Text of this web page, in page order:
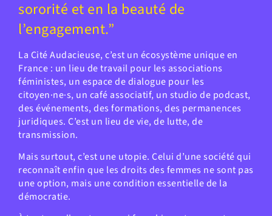
sororité et en la beauté de
l’engagement.”
La Cité Audacieuse, c’est un écosystème unique en
France : un lieu de travail pour les associations
féministes, un espace de dialogue pour les
citoyen·ne·s, un café associatif, un studio de podcast,
des événements, des formations, des permanences
juridiques. C’est un lieu de vie, de lutte, de
transmission.
Mais surtout, c’est une utopie. Celui d’une société qui
reconnaît enfin que les droits des femmes ne sont pas
une option, mais une condition essentielle de la
démocratie.